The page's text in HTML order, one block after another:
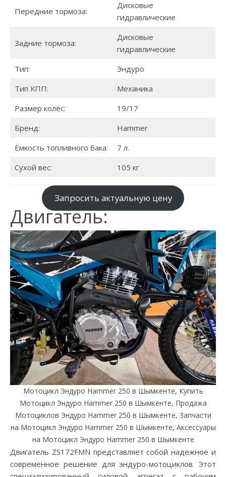
Передние тормоза:
Дисковые
гидравлические
Задние тормоза:
Дисковые
гидравлические
Тип:
Эндуро
Тип КПП:
Механика
Размер колёс:
19/17
Бренд:
Hammer
Ёмкость топливного бака:
7 л.
Сухой вес:
105 кг
Запросить актуальную цену
Двигатель:
Мотоцикл Эндуро Hammer 250 в Шымкенте, Купить
Мотоцикл Эндуро Hammer 250 в Шымкенте, Продажа
Мотоциклов Эндуро Hammer 250 в Шымкенте, Запчасти
на Мотоцикл Эндуро Hammer 250 в Шымкенте, Аксессуары
на Мотоцикл Эндуро Hammer 250 в Шымкенте
Двигатель ZS172FMN представляет собой надежное и
современное решение для эндуро-мотоциклов. Этот